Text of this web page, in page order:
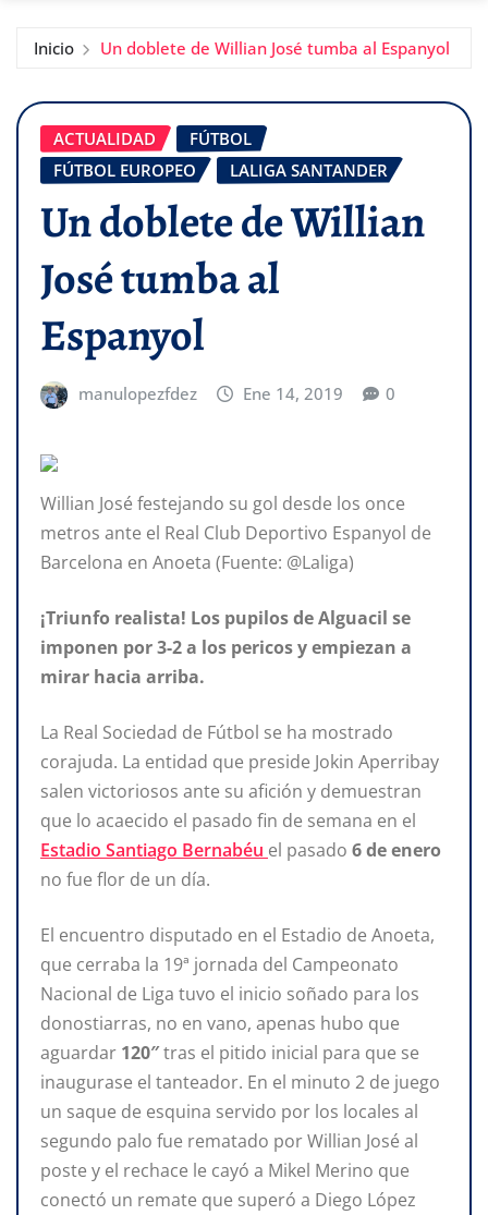
Inicio Un doblete de Willian José tumba al Espanyol
ACTUALIDAD
FÚTBOL
FÚTBOL EUROPEO
LALIGA SANTANDER
Un doblete de Willian
José tumba al
Espanyol
manulopezfdez Ene 14, 2019 0
Willian José festejando su gol desde los once
metros ante el Real Club Deportivo Espanyol de
Barcelona en Anoeta (Fuente: @Laliga)
¡Triunfo realista! Los pupilos de Alguacil se
imponen por 3-2 a los pericos y empiezan a
mirar hacia arriba.
La Real Sociedad de Fútbol se ha mostrado
corajuda. La entidad que preside Jokin Aperribay
salen victoriosos ante su afición y demuestran
que lo acaecido el pasado fin de semana en el
Estadio Santiago Bernabéu el pasado 6 de enero
no fue flor de un día.
El encuentro disputado en el Estadio de Anoeta,
que cerraba la 19ª jornada del Campeonato
Nacional de Liga tuvo el inicio soñado para los
donostiarras, no en vano, apenas hubo que
aguardar 120″tras el pitido inicial para que se
inaugurase el tanteador. En el minuto 2 de juego
un saque de esquina servido por los locales al
segundo palo fue rematado por Willian José al
poste y el rechace le cayó a Mikel Merino que
conectó un remate que superó a Diego López